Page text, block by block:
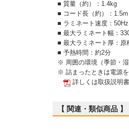
■ 質量（約）：1.4kg
■ コード長（約）：1.5m
■ ラミネート速度：
■ 最大ラミネート幅：
■ 最大ラミネート厚：原
■ 予熱時間：約2分
※ 周囲の環境（季節・湿
※ 詰まったときは電源
詳しくは取扱説明
【 関連・類似商品 】